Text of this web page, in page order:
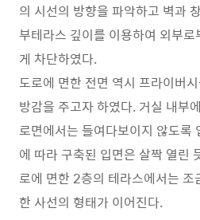
의 시선의 방향을 파악하고 벽과
부테라스 깊이를 이용하여 외부
게 차단하였다.
도로에 면한 전면 역시 프라이버
방감을 주고자 하였다. 거실 내부
로면에서는 들여다보이지 않도록
에 따라 구축된 입면은 살짝 열린
로에 면한 2층의 테라스에서는 조
한 사선의 형태가 이어진다.